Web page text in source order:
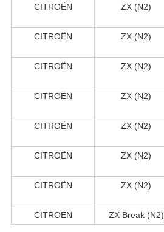
CITROËN
ZX (N2)
CITROËN
ZX (N2)
CITROËN
ZX (N2)
CITROËN
ZX (N2)
CITROËN
ZX (N2)
CITROËN
ZX (N2)
CITROËN
ZX (N2)
CITROËN
ZX Break (N2)